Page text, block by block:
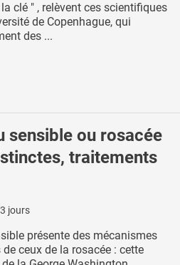
clé " , relèvent ces scientifiques
de Copenhague, qui
des ...
sensible ou rosacée
traitements
jours
présente des mécanismes
ceux de la rosacée : cette